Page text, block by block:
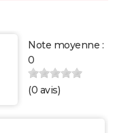
Note moyenne :
0
(0 avis)